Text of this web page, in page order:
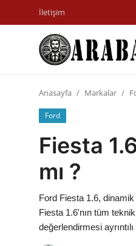
İletişim
Öneriler
Anasayfa Markalar
Ford
Fiesta
mı ?
Ford Fiesta 1.6,
Fiesta 1.6'nın tüm
değerlendirmesi